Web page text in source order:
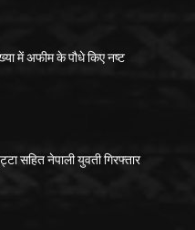
में अफीम के पौधे किए नष्ट
सहित नेपाली युवती गिरफ्तार